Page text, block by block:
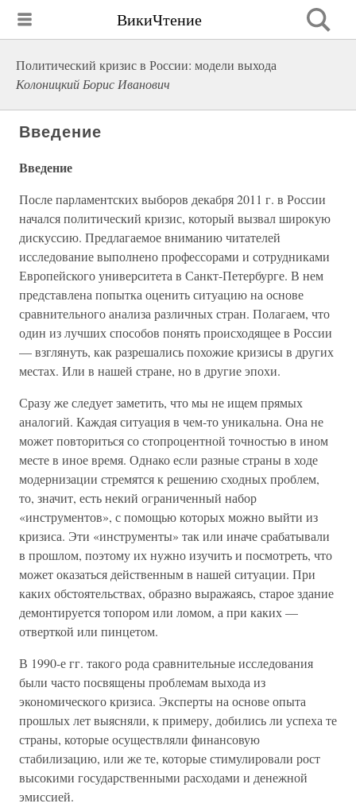
ВикиЧтение
Политический кризис в России: модели выхода
Колоницкий Борис Иванович
Введение
Введение
После парламентских выборов декабря 2011 г. в России
начался политический кризис, который вызвал широкую
дискуссию. Предлагаемое вниманию читателей
исследование выполнено профессорами и сотрудниками
Европейского университета в Санкт-Петербурге. В нем
представлена попытка оценить ситуацию на основе
сравнительного анализа различных стран. Полагаем, что
один из лучших способов понять происходящее в России
— взглянуть, как разрешались похожие кризисы в других
местах. Или в нашей стране, но в другие эпохи.
Сразу же следует заметить, что мы не ищем прямых
аналогий. Каждая ситуация в чем-то уникальна. Она не
может повториться со стопроцентной точностью в ином
месте в иное время. Однако если разные страны в ходе
модернизации стремятся к решению сходных проблем,
то, значит, есть некий ограниченный набор
«инструментов», с помощью которых можно выйти из
кризиса. Эти «инструменты» так или иначе срабатывали
в прошлом, поэтому их нужно изучить и посмотреть, что
может оказаться действенным в нашей ситуации. При
каких обстоятельствах, образно выражаясь, старое здание
демонтируется топором или ломом, а при каких —
отверткой или пинцетом.
В 1990-е гг. такого рода сравнительные исследования
были часто посвящены проблемам выхода из
экономического кризиса. Эксперты на основе опыта
прошлых лет выясняли, к примеру, добились ли успеха те
страны, которые осуществляли финансовую
стабилизацию, или же те, которые стимулировали рост
высокими государственными расходами и денежной
эмиссией.